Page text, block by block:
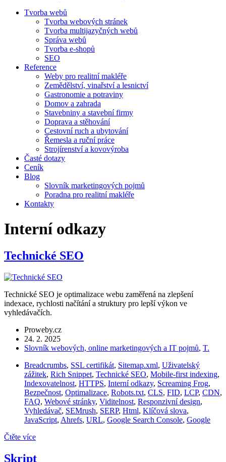
Tvorba webů
Tvorba webových stránek
Tvorba multijazyčných webů
Správa webů
Tvorba e-shopů
SEO
Reference
Weby pro realitní makléře
Zemědělství, vinařství a lesnictví
Gastronomie a potraviny
Domov a zahrada
Stavebniny a stavební firmy
Doprava a stěhování
Cestovní ruch a ubytování
Řemesla a ruční práce
Strojírenství a kovovýroba
Časté dotazy
Ceník
Blog
Slovník marketingových pojmů
Poradna pro realitní makléře
Kontakty
Interní odkazy
Technické SEO
Technické SEO je optimalizace webu zaměřená na zlepšení
indexace, rychlosti načítání a struktury pro lepší výkon ve
vyhledávačích.
Proweby.cz
24. 2. 2025
Slovník webových, online marketingových a IT pojmů, T.
Breadcrumbs, SSL certifikát, Sitemap.xml, Uživatelský
zážitek, Rich Snippet, Technické SEO, Mobile-first indexing,
Indexovatelnost, HTTPS, Interní odkazy, Screaming Frog,
Bezpečnost, Optimalizace, Robots.txt, CLS, FID, LCP, CDN,
FAQ, Webové stránky, Viditelnost, Responzivní design,
Vyhledávač, SEMrush, SERP, Html, Klíčová slova,
JavaScript, Ahrefs, URL, Google Search Console, Google
Čtěte více
Skript